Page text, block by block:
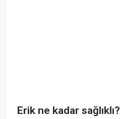
Erik ne kadar sağlıklı?